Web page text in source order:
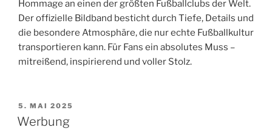
Hommage an einen der größten Fußballclubs der Welt.
Der offizielle Bildband besticht durch Tiefe, Details und
die besondere Atmosphäre, die nur echte Fußballkultur
transportieren kann. Für Fans ein absolutes Muss –
mitreißend, inspirierend und voller Stolz.
VERÖFFENTLICHT
AM
5. MAI 2025
Werbung